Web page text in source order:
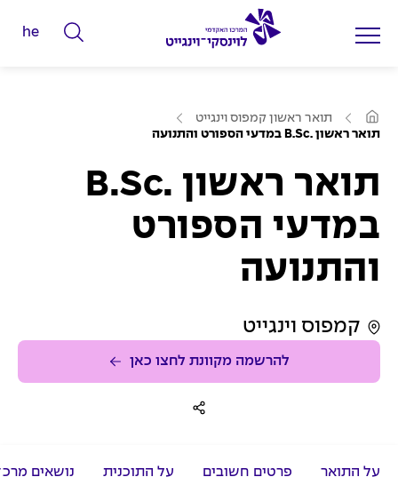
ה
he
ע
מ
ו
י
תואר ראשון קמפוס וינגייט
תואר ראשון .B.Sc במדעי הספורט והתנועה
תואר ראשון .B.Sc
במדעי הספורט
והתנועה
קמפוס וינגייט
להרשמה מקוונת לחצו כאן
על התואר פרטים חשובים על התוכנית נושאים